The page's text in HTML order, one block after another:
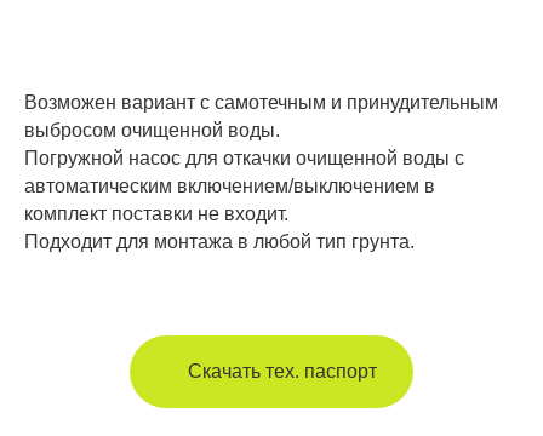
Возможен вариант с самотечным и принудительным
выбросом очищенной воды.
Погружной насос для откачки очищенной воды с
автоматическим включением/выключением в
комплект поставки не входит.
Подходит для монтажа в любой тип грунта.
Скачать тех. паспорт
позвоним, чтобы ответить на все
ваши вопросы.